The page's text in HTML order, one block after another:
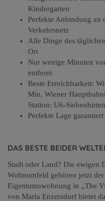
Kindergarten
Perfekte Anbindung an
Verkehrsnetz
Alle Dinge des
Ort
Nur wenige Minuten
entfernt
Beste Erreichbarkeit:
Min, Wiener
Station: U6-
Perfekte Lage
DAS BESTE BEIDER
Stadt oder Land? Die ewigen
Wohnumfeld gehören jetzt
Eigentumswohnung in „The
von Maria Enzersdorf bietet